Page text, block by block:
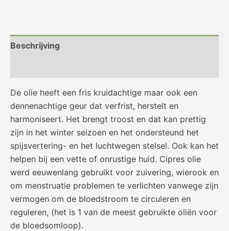
Beschrijving
De olie heeft een fris kruidachtige maar ook een
dennenachtige geur dat verfrist, herstelt en
harmoniseert. Het brengt troost en dat kan prettig
zijn in het winter seizoen en het ondersteund het
spijsvertering- en het luchtwegen stelsel. Ook kan het
helpen bij een vette of onrustige huid. Cipres olie
werd eeuwenlang gebruikt voor zuivering, wierook en
om menstruatie problemen te verlichten vanwege zijn
vermogen om de bloedstroom te circuleren en
reguleren, (het is 1 van de meest gebruikte oliën voor
de bloedsomloop).